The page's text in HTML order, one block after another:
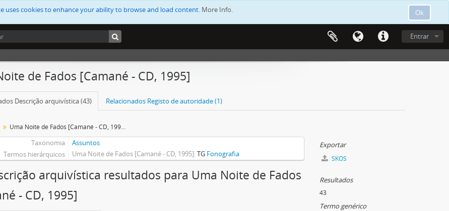
Ok
uses cookies to enhance your ability to browse and load content. More Info.
Entrar
de Fados [Camané - CD, 1995]
Descrição arquivística (43) Relacionados Registo de autoridade (1)
Uma Noite de Fados [Camané - CD, 1995]
Taxonomia
Assuntos
Termos hierárquicos
Uma Noite de Fados [Camané - CD, 1995] TG Fonografia
arquivística resultados para Uma Noite de Fados
- CD, 1995]
Exportar
SKOS
Resultados
43
Termo genérico